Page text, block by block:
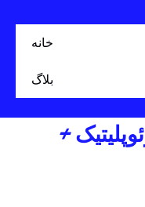
خانه
بلاگ
+